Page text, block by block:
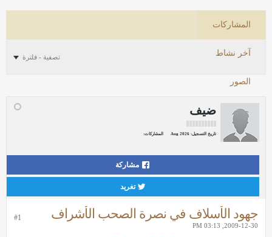
المشاركات
آخر نشاط
الصور
تصفية - فلترة
ضيف
تاريخ التسجيل: Aug 2026 المشاركات:
مشاركة
تغريد
#1 جهود الأسلاف في نصرة الصحب الأشراف
2009-12-30, 03:13 PM